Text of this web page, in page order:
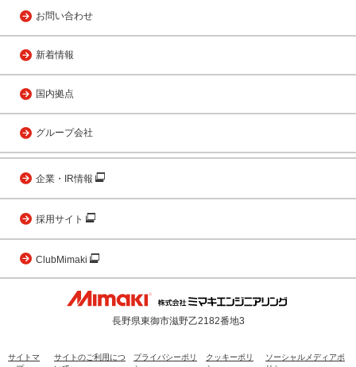
お問い合わせ
新着情報
国内拠点
グループ会社
企業・IR情報
採用サイト
ClubMimaki
長野県東御市滋野乙2182番地3
サイトマ
サイトのご利用につ
プライバシーポリ
クッキーポリ
ソーシャルメディアポ